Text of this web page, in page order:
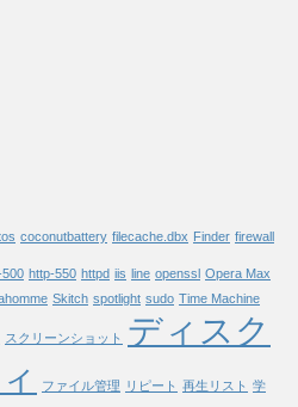
coconutbattery filecache.dbx Finder firewall
http-550 httpd iis line openssl Opera Max
Skitch spotlight sudo Time Machine
スクリーンショット
ディスク
ファイル管理 リピート 再生リスト 学